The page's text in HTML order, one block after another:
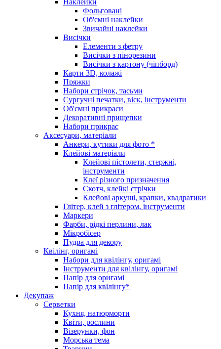
Фольговані
Об'ємні наклейки
Звичайні наклейки
Висічки
Елементи з фетру
Висічки з пінорезини
Висічки з картону (чіпборд)
Карти 3D, колажі
Пряжки
Набори стрічок, тасьми
Сургучні печатки, віск, інструменти
Об'ємні прикраси
Декоративні прищепки
Набори прикрас
Аксесуари, матеріали
Анкери, кутики для фото *
Клейові матеріали
Клейові пістолети, стержні,
інструменти
Клеї різного призначення
Скотч, клейкі стрічки
Клейові аркуші, крапки, квадратики
Глітер, клей з глітером, інструменти
Маркери
Фарби, рідкі перлини, лак
Мікробісер
Пудра для декору
Квілінг, оригамі
Набори для квілінгу, оригамі
Інструменти для квілінгу, оригамі
Папір для оригамі
Папір для квілінгу*
Декупаж
Серветки
Кухня, натюрморти
Квіти, рослини
Візерунки, фон
Морська тема